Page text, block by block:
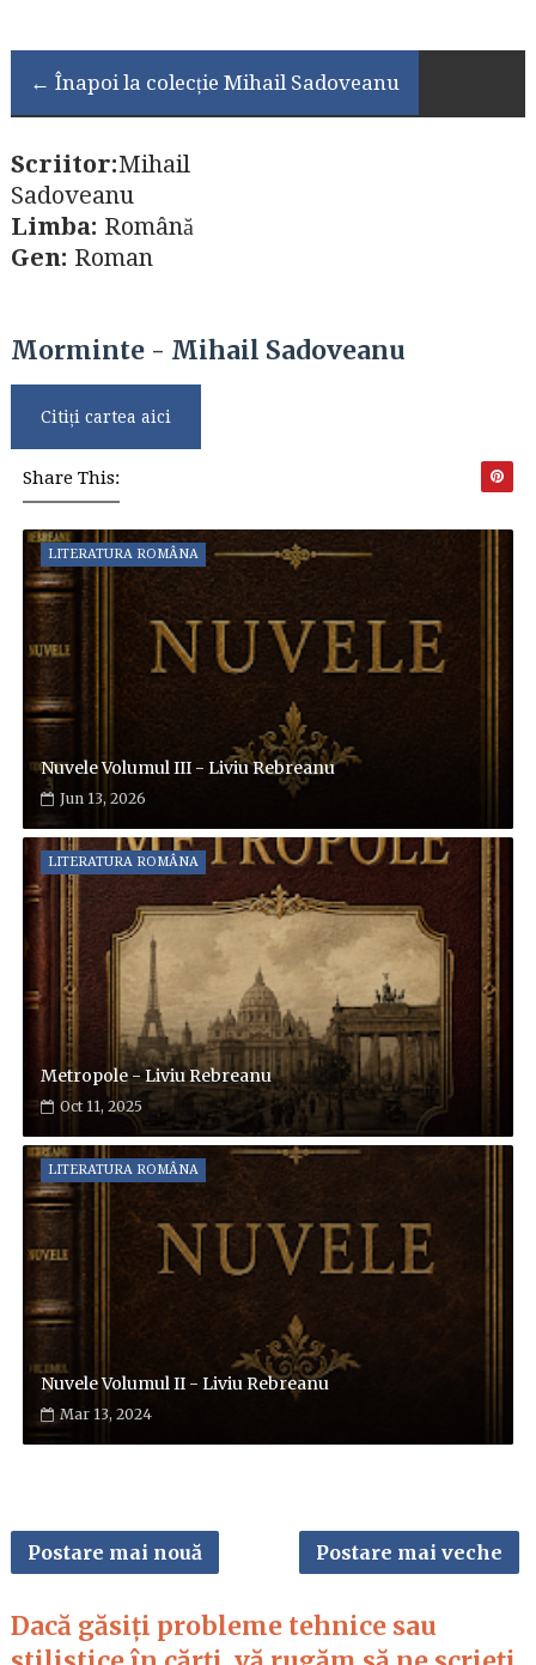
← Înapoi la colecție Mihail Sadoveanu
Scriitor:Mihail
Sadoveanu
Limba: Română
Gen: Roman
Morminte - Mihail Sadoveanu
Citiți cartea aici
Share This:
LITERATURA ROMÂNA
Nuvele Volumul III - Liviu Rebreanu
Jun 13, 2026
LITERATURA ROMÂNA
Metropole - Liviu Rebreanu
Oct 11, 2025
LITERATURA ROMÂNA
Nuvele Volumul II - Liviu Rebreanu
Mar 13, 2024
Postare mai nouă Postare mai veche
Dacă găsiți probleme tehnice sau